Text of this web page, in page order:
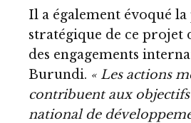
Il a également évoqué
stratégique de ce projet
des engagements
Burundi. « Les actions
contribuent aux
national de